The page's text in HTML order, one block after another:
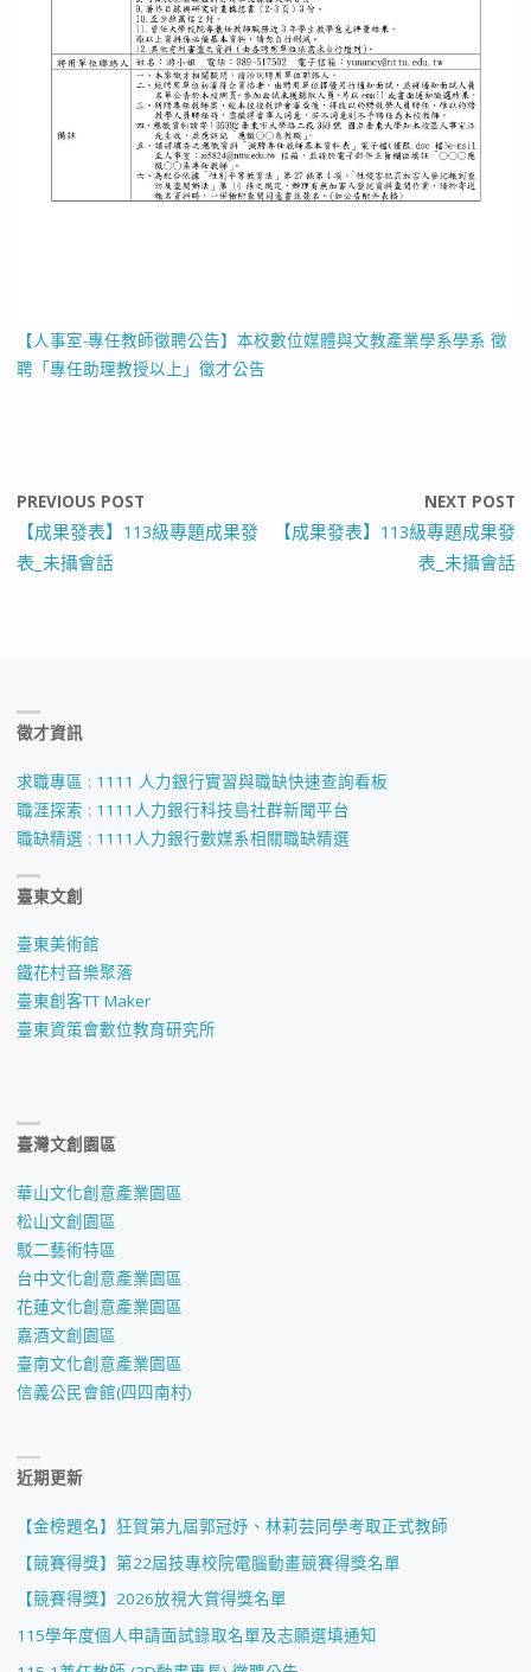
【人事室-專任教師徵聘公告】本校數位媒體與文教產業學系學系 徵
聘「專任助理教授以上」徵才公告
PREVIOUS POST
【成果發表】113級專題成果發
表_未攝會話
NEXT POST
【成果發表】113級專題成果發
表_未攝會話
徵才資訊
求職專區 : 1111 人力銀行實習與職缺快速查詢看板
職涯探索 : 1111人力銀行科技島社群新聞平台
職缺精選 : 1111人力銀行數媒系相關職缺精選
臺東文創
臺東美術館
鐵花村音樂聚落
臺東創客TT Maker
臺東資策會數位教育研究所
臺灣文創園區
華山文化創意產業園區
松山文創園區
駁二藝術特區
台中文化創意產業園區
花蓮文化創意產業園區
嘉酒文創園區
臺南文化創意產業園區
信義公民會館(四四南村)
近期更新
【金榜題名】狂賀第九屆郭冠妤、林莉芸同學考取正式教師
【競賽得獎】第22屆技專校院電腦動畫競賽得獎名單
【競賽得獎】2026放視大賞得獎名單
115學年度個人申請面試錄取名單及志願選填通知